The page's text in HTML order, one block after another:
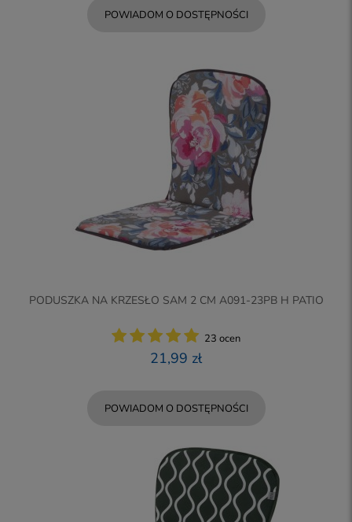
POWIADOM O DOSTĘPNOŚCI
PODUSZKA NA KRZESŁO SAM 2 CM A091-23PB H PATIO
23 ocen
21,99 zł
POWIADOM O DOSTĘPNOŚCI